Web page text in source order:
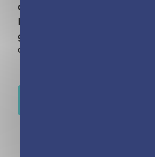
des recettes Marmiton, site
France. Pour une année
gourmande !
Out of stock